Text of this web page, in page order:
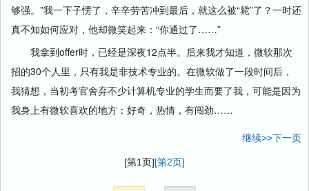
够强。”我一下子愣了，辛辛劳苦冲到最后，就这么被“毙”了？一时还
真不知如何应对，他却微笑起来：“你通过了……”
我拿到offer时，已经是深夜12点半。后来我才知道，微软那次
招的30个人里，只有我是非技术专业的。在微软做了一段时间后，
我猜想，当初考官舍弃不少计算机专业的学生而要了我，可能是因为
我身上有微软喜欢的地方：好奇，热情，有闯劲……
继续>>下一页
[第1页][第2页]